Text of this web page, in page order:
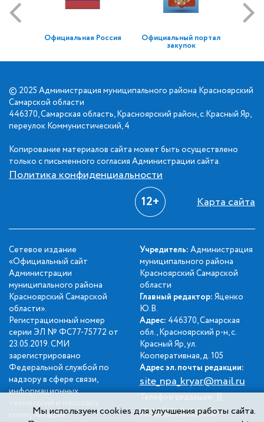
Официальная Россия Официальный портал
закупок
© 2025 Администрация муниципального района Красноярский
Самарской области
446370, Самарская область, Красноярский район, с.Красный Яр,
переулок Коммунистический, 4
Копирование материалов сайта может быть осуществлено
только с письменного согласия Администрации сайта.
Политика конфиденциальности
12+ Карта сайта
Сетевое издание
«Официальный сайт
Администрации
муниципального района
Красноярский Самарской
области».
Регистрационный номер
серии ЭЛ № ФС77-75772 от
23.05.2019. СМИ
зарегистрировано
Федеральной службой по
надзору в сфере связи,
информационных
технологий и массовых
коммуникаций
Учредитель: Администрация
муниципального района
Красноярский Самарской
области
Главный редактор: Яценко
Ю.В.
Адрес: 446370, Самарская
обл., Красноярский р-н, с.
Красный Яр, ул.
Кооперативная, д. 105
Адрес эл. почты редакции:
site_npa_kryar@mail.ru
Телефон редакции: 8
(84657) 2-34-42
Мы используем cookies для улучшения работы сайта.